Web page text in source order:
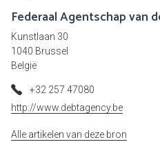
Federaal Agentschap van
Kunstlaan 30
1040 Brussel
België
+32 257 47080
http://www.debtagency.be
Alle artikelen van deze bron